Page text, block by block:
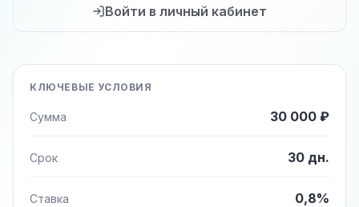
Войти в личный кабинет
КЛЮЧЕВЫЕ УСЛОВИЯ
Сумма 30 000 ₽
Срок 30 дн.
Ставка 0,8%